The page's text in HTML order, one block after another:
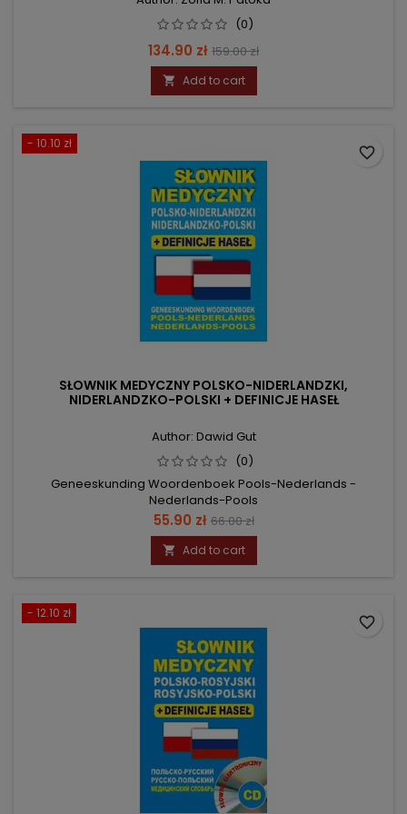
(0)
Price
134.90 zł Regular
price
159.00 zł
 Add to cart
- 10.10 zł
SŁOWNIK MEDYCZNY POLSKO-NIDERLANDZKI,
NIDERLANDZKO-POLSKI + DEFINICJE HASEŁ
Author: Dawid Gut
(0)
Geneeskunding Woordenboek Pools-Nederlands -
Nederlands-Pools
Price
55.90 zł Regular
price
66.00 zł
 Add to cart
favorite_border
- 12.10 zł
favorite_border